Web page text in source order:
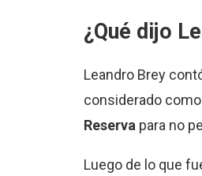
¿Qué dijo
Leandro Brey
considerado
Reserva para no
Luego de lo que